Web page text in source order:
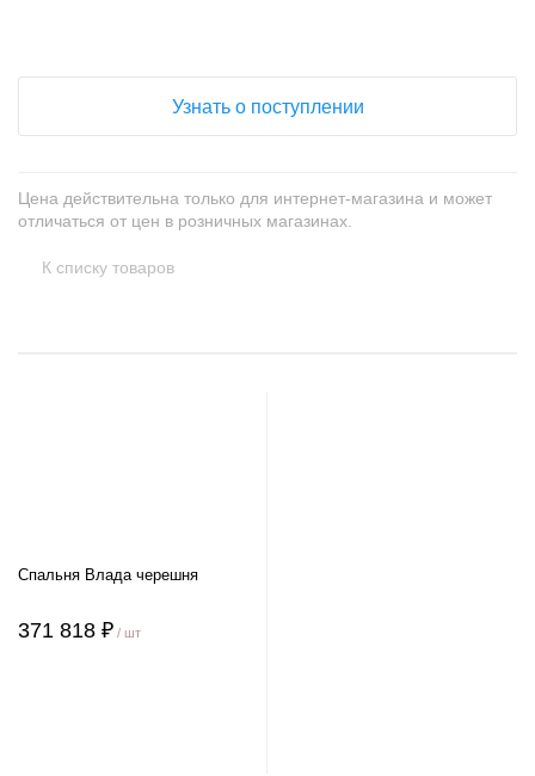
Узнать о поступлении
Цена действительна только для интернет-магазина и может
отличаться от цен в розничных магазинах.
К списку товаров
Спальня Влада черешня
371 818 ₽ / шт